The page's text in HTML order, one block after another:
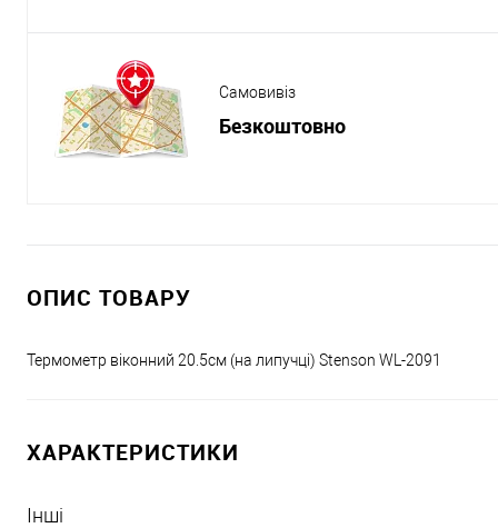
Самовивіз
Безкоштовно
ОПИС ТОВАРУ
Термометр віконний 20.5см (на липучці) Stenson WL-2091
ХАРАКТЕРИСТИКИ
Інші